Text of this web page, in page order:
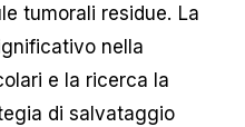
tumorali residue. La
nella
e la ricerca la
di salvataggio